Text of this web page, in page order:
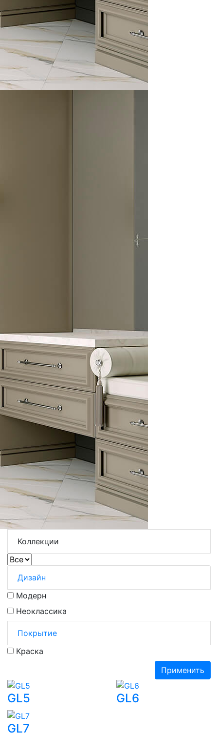
Коллекции
Дизайн
Модерн
Неоклассика
Покрытие
Краска
Применить
GL5 GL6
GL7